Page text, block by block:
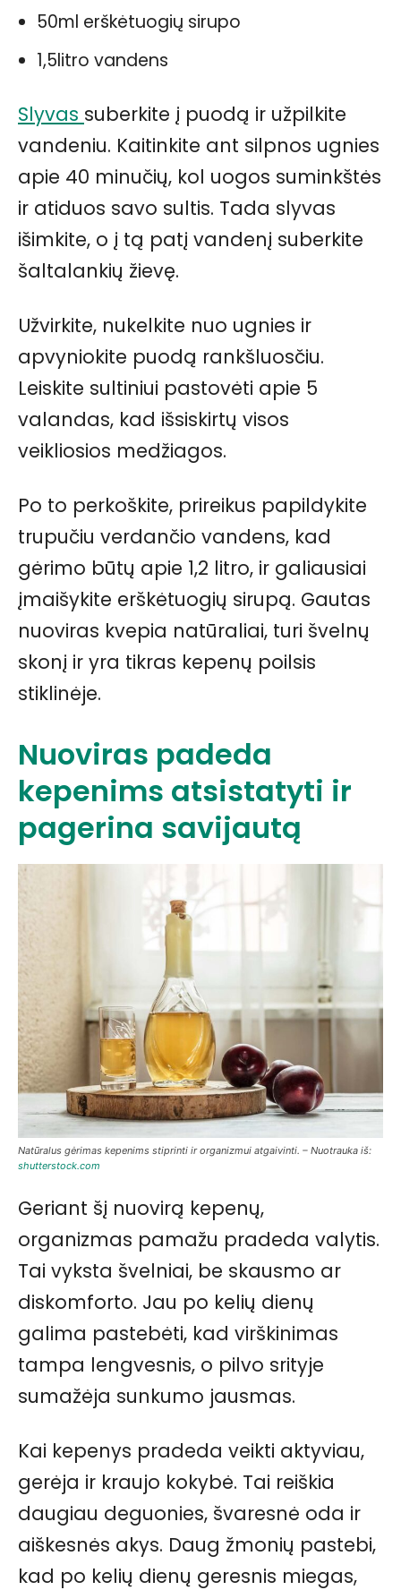
50ml erškėtuogių sirupo
1,5litro vandens
Slyvas suberkite į puodą ir užpilkite
vandeniu. Kaitinkite ant silpnos ugnies
apie 40 minučių, kol uogos suminkštės
ir atiduos savo sultis. Tada slyvas
išimkite, o į tą patį vandenį suberkite
šaltalankių žievę.
Užvirkite, nukelkite nuo ugnies ir
apvyniokite puodą rankšluosčiu.
Leiskite sultiniui pastovėti apie 5
valandas, kad išsiskirtų visos
veikliosios medžiagos.
Po to perkoškite, prireikus papildykite
trupučiu verdančio vandens, kad
gėrimo būtų apie 1,2 litro, ir galiausiai
įmaišykite erškėtuogių sirupą. Gautas
nuoviras kvepia natūraliai, turi švelnų
skonį ir yra tikras kepenų poilsis
stiklinėje.
Nuoviras padeda
kepenims atsistatyti ir
pagerina savijautą
Natūralus gėrimas kepenims stiprinti ir organizmui atgaivinti. – Nuotrauka iš:
shutterstock.com
Geriant šį nuovirą kepenų,
organizmas pamažu pradeda valytis.
Tai vyksta švelniai, be skausmo ar
diskomforto. Jau po kelių dienų
galima pastebėti, kad virškinimas
tampa lengvesnis, o pilvo srityje
sumažėja sunkumo jausmas.
Kai kepenys pradeda veikti aktyviau,
gerėja ir kraujo kokybė. Tai reiškia
daugiau deguonies, švaresnė oda ir
aiškesnės akys. Daug žmonių pastebi,
kad po kelių dienų geresnis miegas,